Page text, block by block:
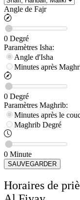
Angle de Fajr
0 Degré
Paramètres Isha:
Angle d'Isha
Minutes après
0 Degré
Paramètres Maghrib:
Minutes après le
Maghrib Degré
0 Minute
SAUVEGARDER
Horaires de